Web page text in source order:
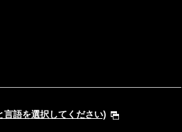
語を選択してください)